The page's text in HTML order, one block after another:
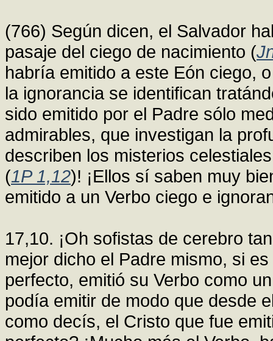
(766) Según dicen, el Salvador
pasaje del ciego de nacimiento (
habría emitido a este Eón ciego,
la ignorancia se identifican
sido emitido por el Padre sólo
admirables, que investigan la
describen los misterios
(1P 1,12)! ¡Ellos sí saben muy
emitido a un Verbo ciego e
17,10. ¡Oh sofistas de cerebro
mejor dicho el Padre mismo, si
perfecto, emitió su Verbo como
podía emitir de modo que desde
como decís, el Cristo que fue